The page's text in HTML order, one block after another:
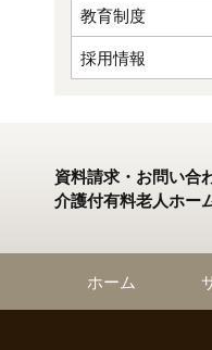
教育制度
採用情報
資料請求・お問い合
介護付有料老人ホー
ホーム